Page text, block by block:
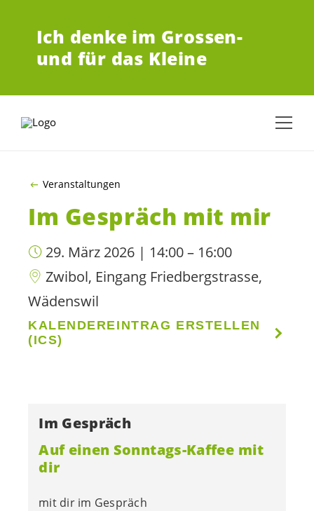
Ich denke im Grossen-
und für das Kleine
Veranstaltungen
Im Gespräch mit mir
29. März 2026 | 14:00 – 16:00
Zwibol, Eingang Friedbergstrasse,
Wädenswil
KALENDEREINTRAG ERSTELLEN
(ICS)
Im Gespräch
Auf einen Sonntags-Kaffee mit
dir
mit dir im Gespräch